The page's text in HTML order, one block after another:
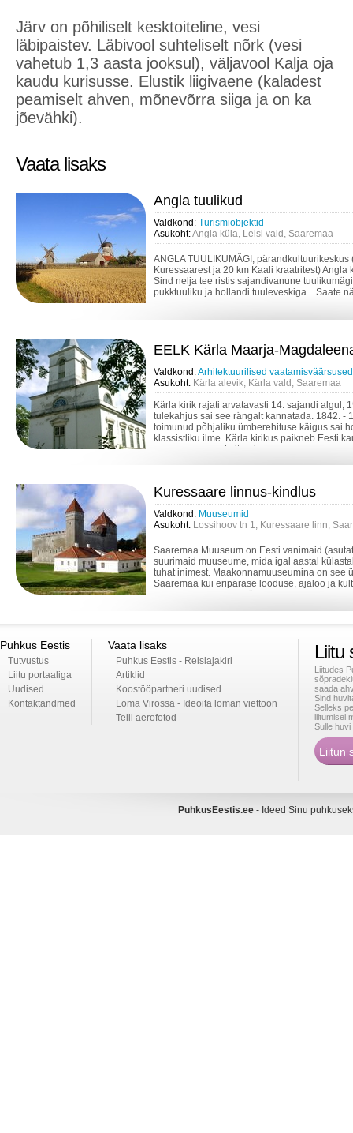
Järv on põhiliselt kesktoiteline, vesi
läbipaistev. Läbivool suhteliselt nõrk (vesi
vahetub 1,3 aasta jooksul), väljavool Kalja oja
kaudu kurisusse. Elustik liigivaene (kaladest
peamiselt ahven, mõnevõrra siiga ja on ka
jõevähki).
Vaata lisaks
Angla tuulikud
Valdkond: Turismiobjektid
Asukoht:Angla küla, Leisi vald, Saaremaa
ANGLA TUULIKUMÄGI, pärandkultuurikeskus
Kuressaarest ja 20 km Kaali kraatritest) Angla
Sind nelja tee ristis sajandivanune
pukktuuliku ja hollandi tuuleveskiga. Saate
EELK Kärla Maarja-
Valdkond:Arhitektuurilised vaatamisväärsused
Asukoht: Kärla alevik, Kärla vald, Saaremaa
Kärla kirik rajati arvatavasti 14. sajandi algul,
tulekahjus sai see rängalt kannatada. 1842. -
toimunud põhjaliku ümberehituse käigus sai
klassistliku ilme. Kärla kirikus paikneb Eesti
renessansspuuskultuuri...
Kuressaare linnus-kindlus
Valdkond: Muuseumid
Asukoht: Lossihoov tn 1, Kuressaare linn,
Saaremaa Muuseum on Eesti vanimaid
suurimaid muuseume, mida igal aastal
tuhat inimest. Maakonnamuuseumina on see
Saaremaa kui eripärase looduse, ajaloo ja
piirkonna identiteedi säilitajaid ja tuge...
Puhkus Eestis
Tutvustus
Liitu portaaliga
Uudised
Kontaktandmed
Vaata lisaks
Puhkus Eestis - Reisiajakiri
Artiklid
Koostööpartneri uudised
Loma Virossa - Ideoita loman viettoon
Telli aerofotod
Liitu
Liitudes
saada
Sind
Selleks
liitumisel
Sulle
PuhkusEestis.ee- Ideed Sinu